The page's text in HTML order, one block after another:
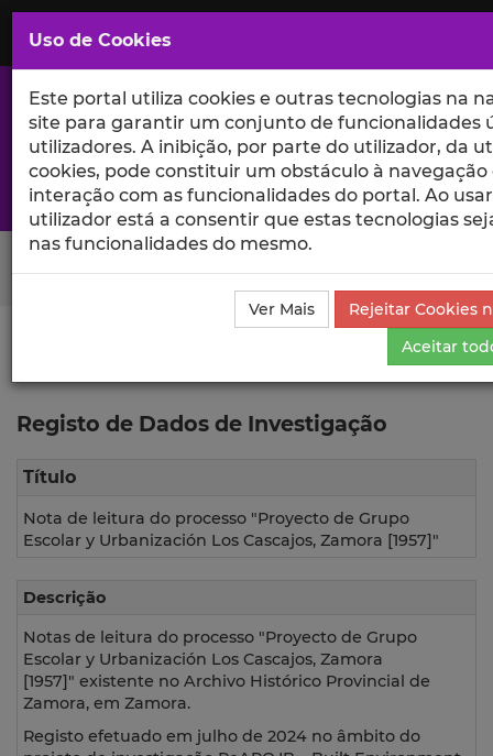
Saltar
para
Conteúdo
Principal
A excelência da investigação e ciência no Iscte
Search Button
Registo de
Registo de Dados de Investigação
Título
Nota de leitura do processo "Proyecto de Grupo
Escolar y Urbanización Los Cascajos, Zamora [1957]"
Descrição
Notas de leitura do processo "Proyecto de Grupo
Escolar y Urbanización Los Cascajos, Zamora
[1957]" existente no Archivo Histórico Provincial de
Zamora, em Zamora.
Registo efetuado em julho de 2024 no âmbito do
Uso de Cookies
Este portal utiliza cookies e outras tecnologias na
site para garantir um conjunto de funcionalidades
utilizadores. A inibição, por parte do utilizador, da
cookies, pode constituir um obstáculo à navegação
interação com as funcionalidades do portal. Ao
utilizador está a consentir que estas tecnologias
nas funcionalidades do mesmo.
Ver Mais
Rejeitar Cookies
Aceitar